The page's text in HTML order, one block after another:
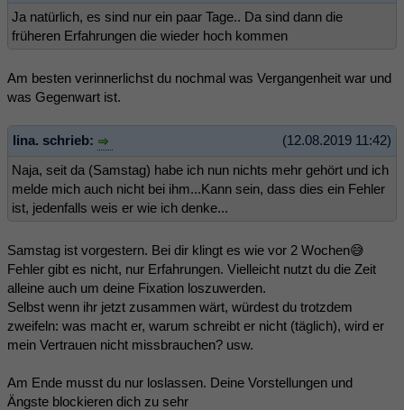
Ja natürlich, es sind nur ein paar Tage.. Da sind dann die
früheren Erfahrungen die wieder hoch kommen
Am besten verinnerlichst du nochmal was Vergangenheit war und
was Gegenwart ist.
(12.08.2019 11:42)
lina. schrieb:
Naja, seit da (Samstag) habe ich nun nichts mehr gehört und ich
melde mich auch nicht bei ihm...Kann sein, dass dies ein Fehler
ist, jedenfalls weis er wie ich denke...
Samstag ist vorgestern. Bei dir klingt es wie vor 2 Wochen😅
Fehler gibt es nicht, nur Erfahrungen. Vielleicht nutzt du die Zeit
alleine auch um deine Fixation loszuwerden.
Selbst wenn ihr jetzt zusammen wärt, würdest du trotzdem
zweifeln: was macht er, warum schreibt er nicht (täglich), wird er
mein Vertrauen nicht missbrauchen? usw.
Am Ende musst du nur loslassen. Deine Vorstellungen und
Ängste blockieren dich zu sehr